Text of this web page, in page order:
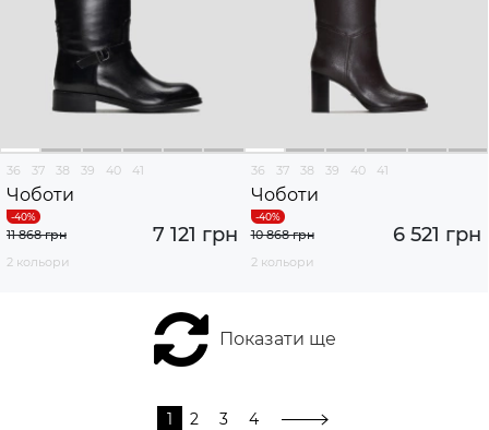
36 37 38 39 40 41
Чоботи
7 121 грн
11 868 грн
2 кольори
36 37 38 39 40 41
Чоботи
6 521 грн
10 868 грн
2 кольори
Показати ще
1 2 3 4